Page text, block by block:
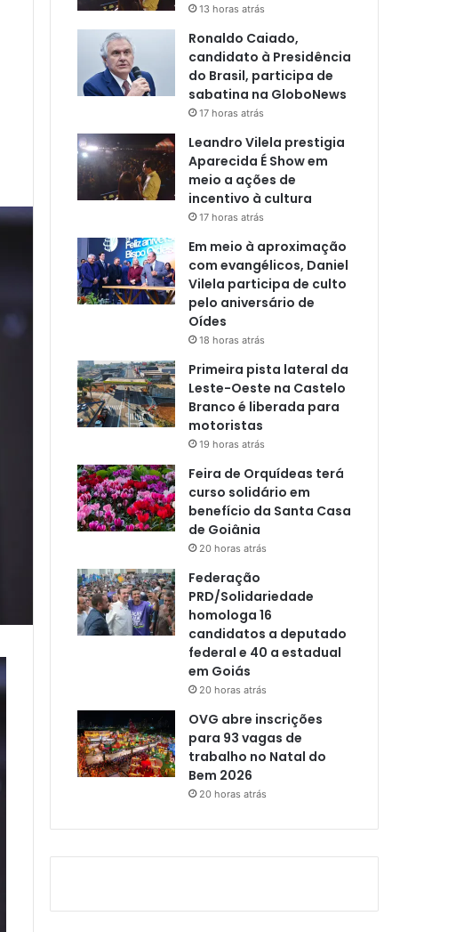
13 horas atrás
Ronaldo Caiado,
candidato à Presidência
do Brasil, participa de
sabatina na GloboNews
17 horas atrás
Leandro Vilela prestigia
Aparecida É Show em
meio a ações de
incentivo à cultura
17 horas atrás
Em meio à aproximação
com evangélicos, Daniel
Vilela participa de culto
pelo aniversário de
Oídes
18 horas atrás
Primeira pista lateral da
Leste-Oeste na Castelo
Branco é liberada para
motoristas
19 horas atrás
Feira de Orquídeas terá
curso solidário em
benefício da Santa Casa
de Goiânia
20 horas atrás
Federação
PRD/Solidariedade
homologa 16
candidatos a deputado
federal e 40 a estadual
em Goiás
20 horas atrás
OVG abre inscrições
para 93 vagas de
trabalho no Natal do
Bem 2026
20 horas atrás